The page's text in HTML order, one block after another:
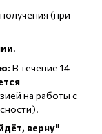
(при
.
В течение 14
на работы с
верну"